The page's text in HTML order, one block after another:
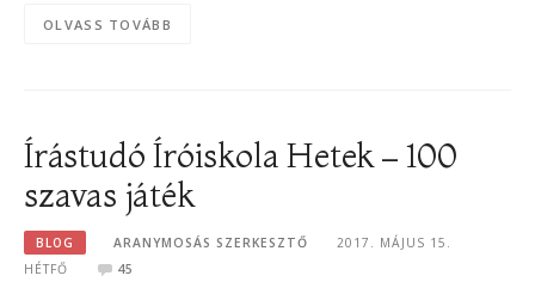
OLVASS TOVÁBB
Írástudó Íróiskola Hetek – 100
szavas játék
BLOG ARANYMOSÁS SZERKESZTŐ
2017. MÁJUS 15.
HÉTFŐ
45